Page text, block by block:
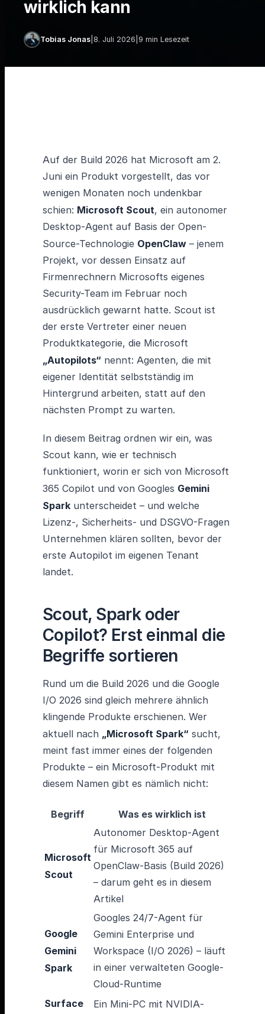
wirklich kann
Tobias Jonas 8. Juli 2026 9 min Lesezeit
Auf der Build 2026 hat Microsoft am 2.
Juni ein Produkt vorgestellt, das vor
wenigen Monaten noch undenkbar
schien: Microsoft Scout, ein autonomer
Desktop-Agent auf Basis der Open-
Source-Technologie OpenClaw – jenem
Projekt, vor dessen Einsatz auf
Firmenrechnern Microsofts eigenes
Security-Team im Februar noch
ausdrücklich gewarnt hatte. Scout ist
der erste Vertreter einer neuen
Produktkategorie, die Microsoft
„Autopilots“ nennt: Agenten, die mit
eigener Identität selbstständig im
Hintergrund arbeiten, statt auf den
nächsten Prompt zu warten.
In diesem Beitrag ordnen wir ein, was
Scout kann, wie er technisch
funktioniert, worin er sich von Microsoft
365 Copilot und von Googles Gemini
Spark unterscheidet – und welche
Lizenz-, Sicherheits- und DSGVO-Fragen
Unternehmen klären sollten, bevor der
erste Autopilot im eigenen Tenant
landet.
Scout, Spark oder
Copilot? Erst einmal die
Begriffe sortieren
Rund um die Build 2026 und die Google
I/O 2026 sind gleich mehrere ähnlich
klingende Produkte erschienen. Wer
aktuell nach „Microsoft Spark“ sucht,
meint fast immer eines der folgenden
Produkte – ein Microsoft-Produkt mit
diesem Namen gibt es nämlich nicht:
Begriff Was es wirklich ist
Microsoft
Scout
Autonomer Desktop-Agent
für Microsoft 365 auf
OpenClaw-Basis (Build 2026)
– darum geht es in diesem
Artikel
Google
Gemini
Spark
Googles 24/7-Agent für
Gemini Enterprise und
Workspace (I/O 2026) – läuft
in einer verwalteten Google-
Cloud-Runtime
Surface
Ein Mini-PC mit NVIDIA-